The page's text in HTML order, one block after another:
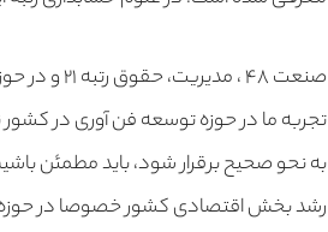
صنعت ۴۸ ، مدیریت، حقوق رتبه ۲۱ و در حوزه علوم انسانی ۲۲ است.
تجربه ما در حوزه توسعه فن آوری در
به نحو صحیح برقرار شود، باید مطمئن
رشد بخش اقتصادی کشور خصوصا در